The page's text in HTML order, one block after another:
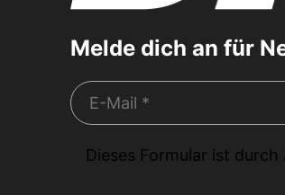
Melde dich an für
Dieses Formular ist durch